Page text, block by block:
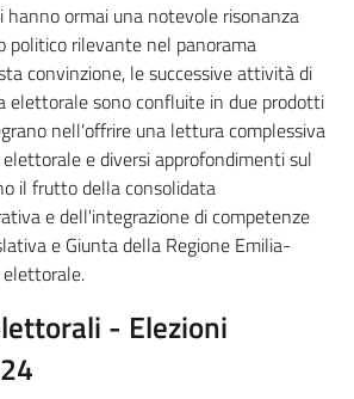
hanno ormai una notevole risonanza
politico rilevante nel panorama
convinzione, le successive attività di
elettorale sono confluite in due prodotti
nell'offrire una lettura complessiva
e diversi approfondimenti sul
il frutto della consolidata
e dell'integrazione di competenze
e Giunta della Regione Emilia-
- Elezioni